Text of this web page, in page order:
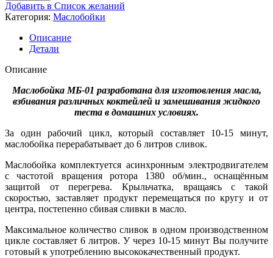
Добавить в Список желаний
Категория: Маслобойки
Описание
Детали
Описание
Маслобойка МБ-01 разработана для изготовления масла,
взбивания различных коктейлей и замешивания жидкого
теста в домашних условиях.
За один рабочий цикл, который составляет 10-15 минут,
маслобойка перерабатывает до 6 литров сливок.
Маслобойка комплектуется асинхронным электродвигателем
с частотой вращения ротора 1380 об/мин., оснащённым
защитой от перегрева. Крыльчатка, вращаясь с такой
скоростью, заставляет продукт перемещаться по кругу и от
центра, постепенно сбивая сливки в масло.
Максимальное количество сливок в одном производственном
цикле составляет 6 литров. У через 10-15 минут Вы получите
готовый к употреблению высококачественный продукт.